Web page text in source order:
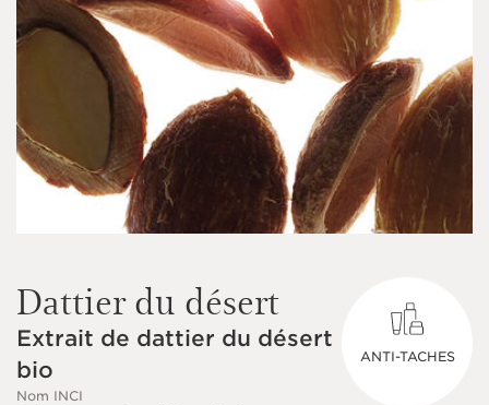
Dattier du désert
Extrait de dattier du désert
bio
Nom INCI
ANTI-TACHES